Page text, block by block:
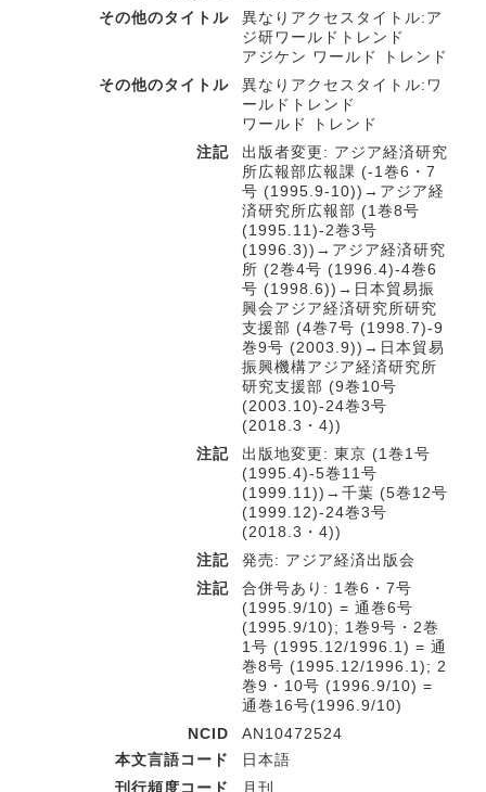
その他のタイトル
異なりアクセスタイトル:ア
ジ研ワールドトレンド
アジケン ワールド トレンド
その他のタイトル
異なりアクセスタイトル:ワ
ールドトレンド
ワールド トレンド
注記
出版者変更: アジア経済研究
所広報部広報課 (-1巻6・7
号 (1995.9-10))→アジア経
済研究所広報部 (1巻8号
(1995.11)-2巻3号
(1996.3))→アジア経済研究
所 (2巻4号 (1996.4)-4巻6
号 (1998.6))→日本貿易振
興会アジア経済研究所研究
支援部 (4巻7号 (1998.7)-9
巻9号 (2003.9))→日本貿易
振興機構アジア経済研究所
研究支援部 (9巻10号
(2003.10)-24巻3号
(2018.3・4))
注記
出版地変更: 東京 (1巻1号
(1995.4)-5巻11号
(1999.11))→千葉 (5巻12号
(1999.12)-24巻3号
(2018.3・4))
注記
発売: アジア経済出版会
注記
合併号あり: 1巻6・7号
(1995.9/10) = 通巻6号
(1995.9/10); 1巻9号・2巻
1号 (1995.12/1996.1) = 通
巻8号 (1995.12/1996.1); 2
巻9・10号 (1996.9/10) =
通巻16号(1996.9/10)
NCID
AN10472524
本文言語コード
日本語
刊行頻度コード
月刊